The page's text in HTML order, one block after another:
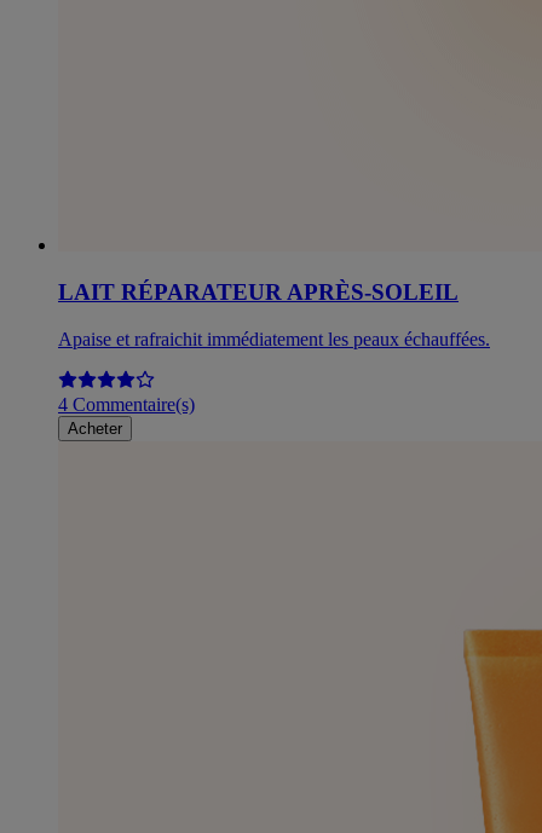
LAIT RÉPARATEUR APRÈS-SOLEIL
Apaise et rafraichit immédiatement les peaux échauffées.
4 Commentaire(s)
Acheter